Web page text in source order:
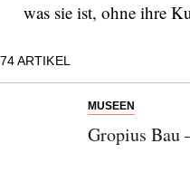
was sie ist, ohne ihre
ebenso wie junge
74ARTIKEL
MUSEEN
Gropius Bau